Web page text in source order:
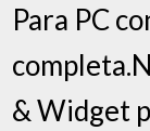
Para PC
& Widget